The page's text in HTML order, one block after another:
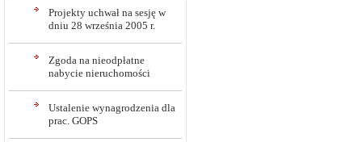
Projekty uchwał na sesję w
dniu 28 września 2005 r.
Zgoda na nieodpłatne
nabycie nieruchomości
Ustalenie wynagrodzenia dla
prac. GOPS